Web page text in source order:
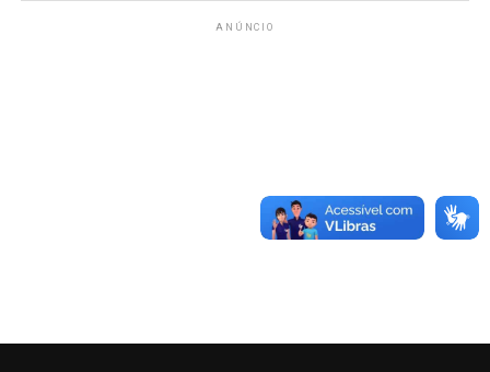
ANÚNCIO